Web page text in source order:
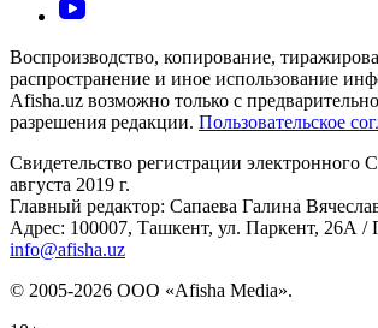
Воспроизводство, копирование,
распространение и иное использование
Afisha.uz возможно только с
разрешения редакции. Пользовательское
Свидетельство регистрации
августа 2019 г.
Главный редактор: Сапаева Галина
Адрес: 100007, Ташкент, ул. Паркент, 26А /
info@afisha.uz
© 2005-2026 ООО «Afisha Media».